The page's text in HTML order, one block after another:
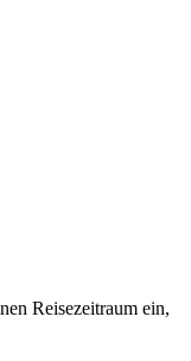
Reisezeitraum ein,